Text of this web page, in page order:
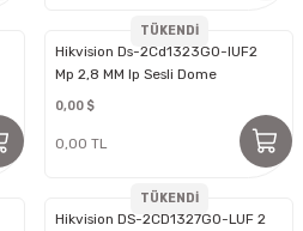
TÜKENDİ
Hikvision Ds-2Cd1323G0-IUF2
Mp 2,8 MM Ip Sesli Dome
Kamera
0,00 $
0,00 TL
TÜKENDİ
Hikvision DS-2CD1327G0-LUF 2